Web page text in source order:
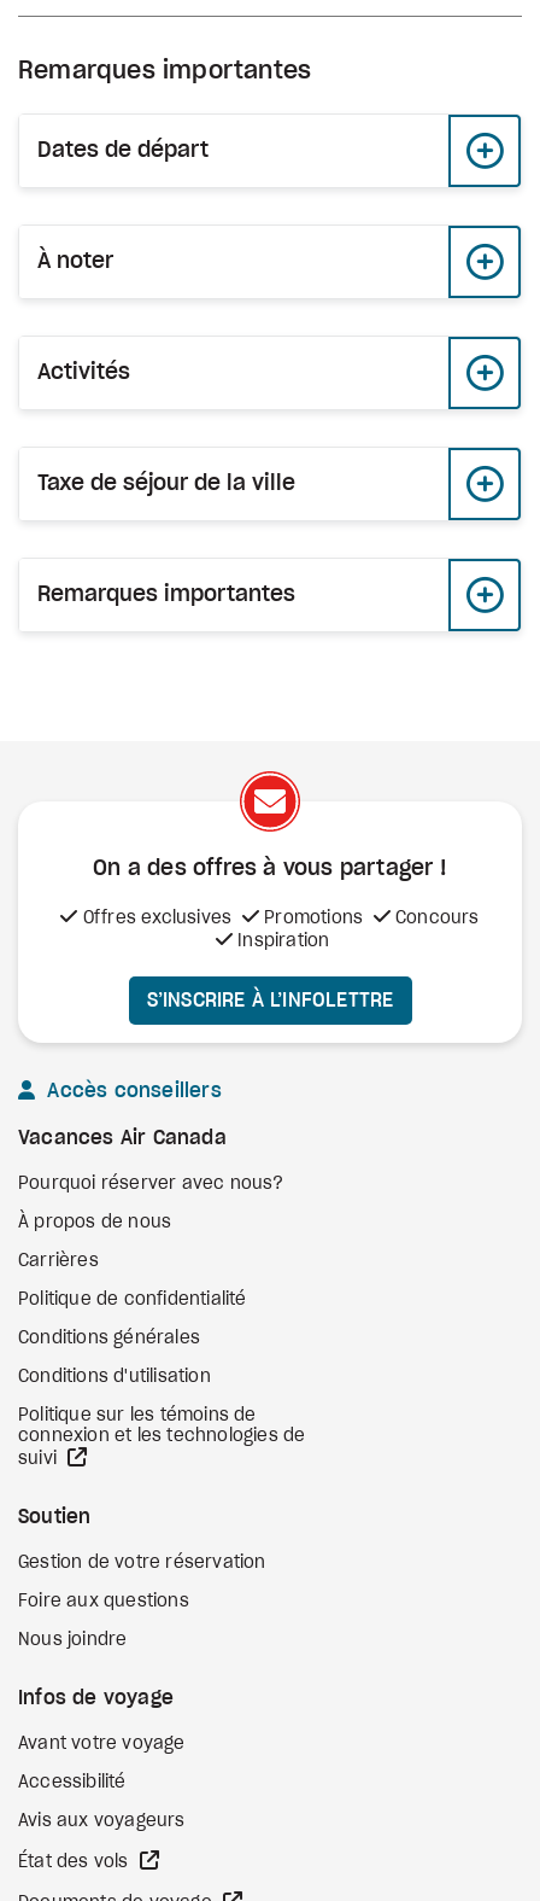
Remarques importantes
Dates de départ
À noter
Activités
Taxe de séjour de la ville
Remarques importantes
On a des offres à vous partager !
Offres exclusives Promotions
Concours
Inspiration
S’INSCRIRE À L’INFOLETTRE
Accès conseillers
Vacances Air Canada
Pourquoi réserver avec nous?
À propos de nous
Carrières
Politique de confidentialité
Conditions générales
Conditions d'utilisation
Politique sur les témoins de
connexion et les technologies de
suivi
Soutien
Gestion de votre réservation
Foire aux questions
Nous joindre
Infos de voyage
Avant votre voyage
Accessibilité
Avis aux voyageurs
État des vols